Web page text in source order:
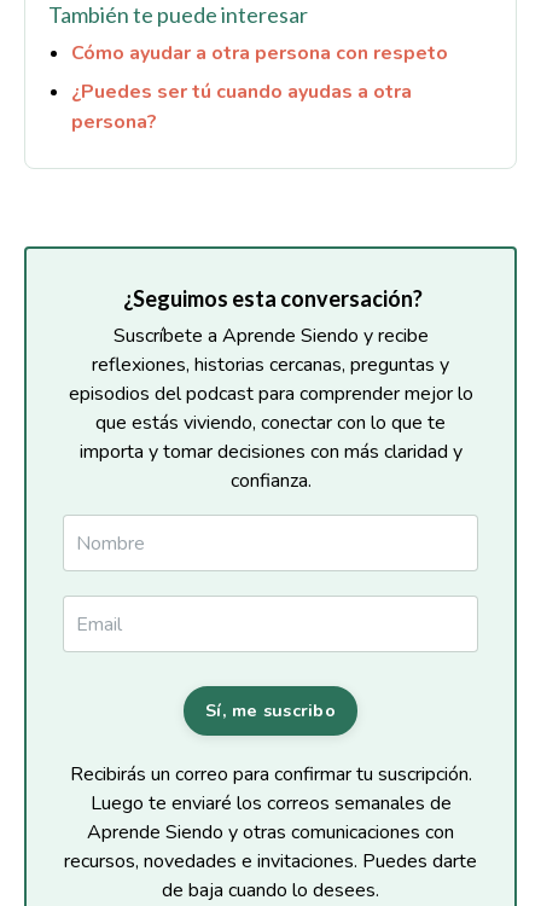
También te puede interesar
Cómo ayudar a otra persona con respeto
¿Puedes ser tú cuando ayudas a otra
persona?
¿Seguimos esta conversación?
Suscríbete a Aprende Siendo y recibe
reflexiones, historias cercanas, preguntas y
episodios del podcast para comprender mejor lo
que estás viviendo, conectar con lo que te
importa y tomar decisiones con más claridad y
confianza.
Sí, me suscribo
Recibirás un correo para confirmar tu suscripción.
Luego te enviaré los correos semanales de
Aprende Siendo y otras comunicaciones con
recursos, novedades e invitaciones. Puedes darte
de baja cuando lo desees.